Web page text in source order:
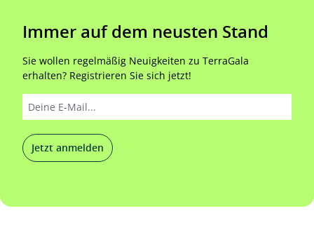
Immer auf dem neusten Stand
Sie wollen regelmäßig Neuigkeiten zu TerraGala
erhalten? Registrieren Sie sich jetzt!
Jetzt anmelden